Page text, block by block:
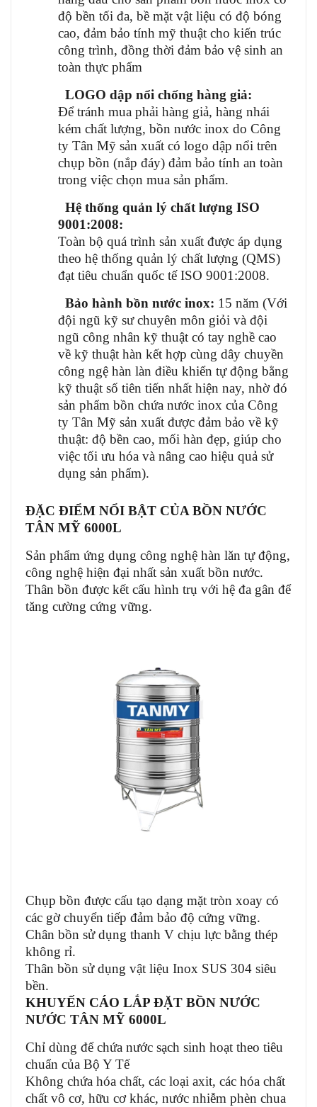
độ bền tối đa, bề mặt vật liệu có độ bóng
cao, đảm bảo tính mỹ thuật cho kiến trúc
công trình, đồng thời đảm bảo vệ sinh an
toàn thực phẩm
LOGO dập nổi chống hàng giả:
Để tránh mua phải hàng giả, hàng nhái
kém chất lượng, bồn nước inox do Công
ty Tân Mỹ sản xuất có logo dập nổi trên
chụp bồn (nắp đáy) đảm bảo tính an toàn
trong việc chọn mua sản phẩm.
Hệ thống quản lý chất lượng ISO
9001:2008:
Toàn bộ quá trình sản xuất được áp dụng
theo hệ thống quản lý chất lượng (QMS)
đạt tiêu chuẩn quốc tế ISO 9001:2008.
Bảo hành bồn nước inox: 15 năm (Với
đội ngũ kỹ sư chuyên môn giỏi và đội
ngũ công nhân kỹ thuật có tay nghề cao
về kỹ thuật hàn kết hợp cùng dây chuyền
công ngệ hàn làn điều khiển tự động bằng
kỹ thuật số tiên tiến nhất hiện nay, nhờ đó
sản phẩm bồn chứa nước inox của Công
ty Tân Mỹ sản xuất được đảm bảo về kỹ
thuật: độ bền cao, mối hàn đẹp, giúp cho
việc tối ưu hóa và nâng cao hiệu quả sử
dụng sản phẩm).
ĐẶC ĐIỂM NỔI BẬT CỦA BỒN NƯỚC
TÂN MỸ 6000L
Sản phẩm ứng dụng công nghệ hàn lăn tự động,
công nghệ hiện đại nhất sản xuất bồn nước.
Thân bồn được kết cấu hình trụ với hệ đa gân để
tăng cường cứng vững.
Chụp bồn được cấu tạo dạng mặt tròn xoay có
các gờ chuyển tiếp đảm bảo độ cứng vững.
Chân bồn sử dụng thanh V chịu lực bằng thép
không rỉ.
Thân bồn sử dụng vật liệu Inox SUS 304 siêu
bền.
KHUYẾN CÁO LẮP ĐẶT BỒN NƯỚC
NƯỚC TÂN MỸ 6000L
Chỉ dùng để chứa nước sạch sinh hoạt theo tiêu
chuẩn của Bộ Y Tế
Không chứa hóa chất, các loại axit, các hóa chất
chất vô cơ, hữu cơ khác, nước nhiễm phèn chua